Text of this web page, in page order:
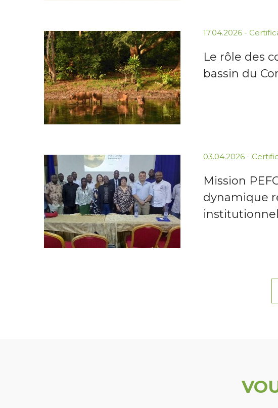
17.04.2026 -
Le rôle des
bassin du
03.04.2026 -
Mission
dynamique
institutionnel